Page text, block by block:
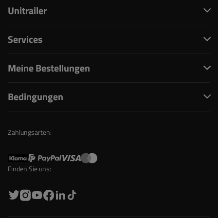
Unitrailer
Services
Meine Bestellungen
Bedingungen
Zahlungsarten:
Finden Sie uns: